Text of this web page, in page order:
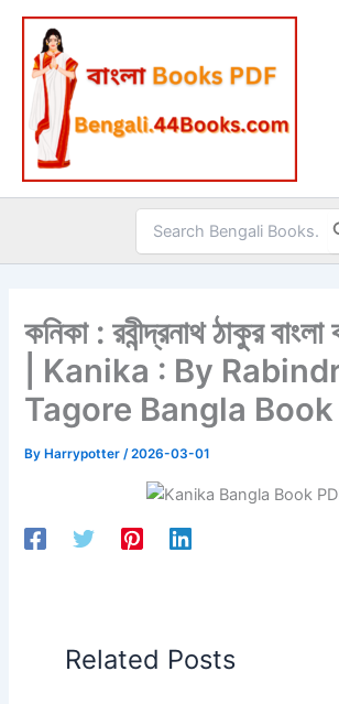
Skip
content
Search
for:
কনিকা : রবীন্দ্রনাথ ঠাকুর
| Kanika : By
Tagore Bangla Book
By Harrypotter/2026-03-01
Related Posts